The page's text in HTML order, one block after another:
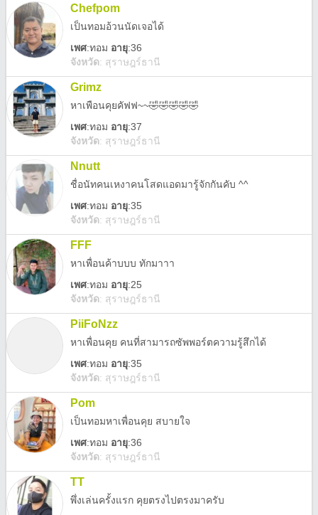
Chefpom
เป็นทอมอ้วนนัดเจอได้
เพศ:ทอม อายุ:36
จังหวัด: สุราษฎร์ธานี
Grimz
หาเพือนคุยคัฟฟ~~🤣🤣🤣🤣🤣
เพศ:ทอม อายุ:37
จังหวัด: สุราษฎร์ธานี
Nnutt
ชื่อนัทคนเหงาคนโสดแอดมารู้จักกันคับ ^^
เพศ:ทอม อายุ:35
จังหวัด: สุราษฎร์ธานี
FFF
หาเพื่อนค้าบบบ ทักมาาา
เพศ:ทอม อายุ:25
จังหวัด: สุราษฎร์ธานี
PiiFoNzz
หาเพื่อนคุย คนที่สามารถซัพพอร์ตความรู้สึกได้
เพศ:ทอม อายุ:35
จังหวัด: สุราษฎร์ธานี
Pom
เป็นทอมหาเพื่อนคุย สบายใจ
เพศ:ทอม อายุ:36
จังหวัด: สุราษฎร์ธานี
TT
พึ่งเล่นครั้งแรก คุยตรงไปตรงมาครับ